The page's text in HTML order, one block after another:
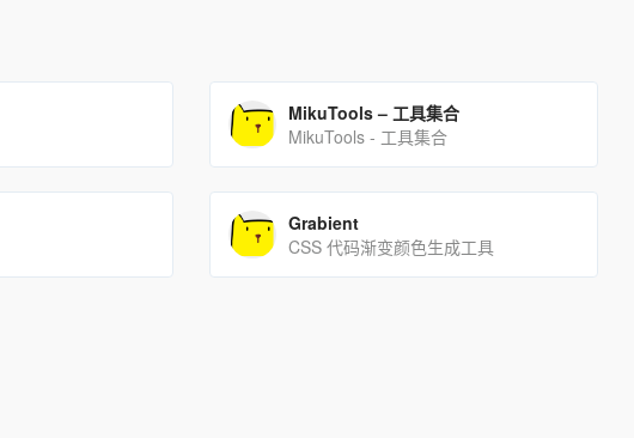
MikuTools – 工具集合
MikuTools - 工具集合
Grabient
CSS 代码渐变颜色生成工具